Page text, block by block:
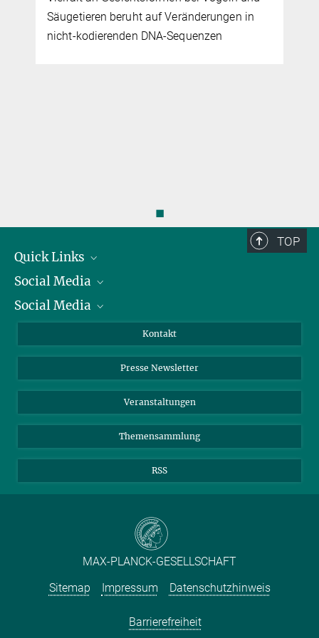
Säugetieren beruht auf Veränderungen in
nicht-kodierenden DNA-Sequenzen
◼
TOP
Quick Links
Präsident
Zahlen und Fakten
Meldestelle Fehlverhalten
Social Media
Bluesky
TikTok
Social Media
Instagram
YouTube
Kontakt
Presse Newsletter
Veranstaltungen
Themensammlung
RSS
MAX-PLANCK-GESELLSCHAFT
Sitemap
Impressum Datenschutzhinweis
Barrierefreiheit